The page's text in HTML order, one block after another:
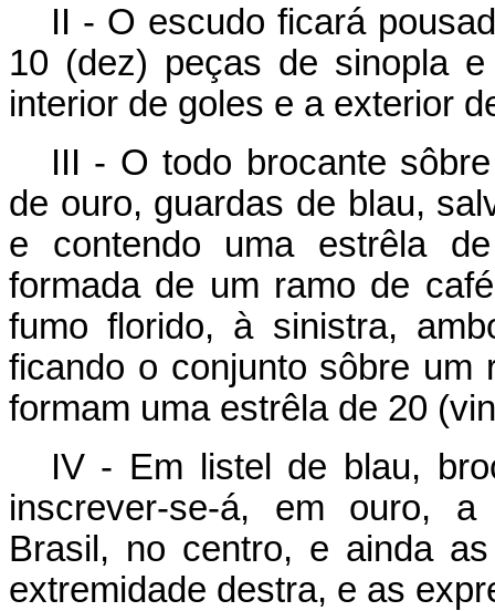
II - O escudo ficará
10 (dez) peças de sinopla
interior de goles e a exterior
III - O todo brocante
de ouro, guardas de blau,
e contendo uma estrêla
formada de um ramo de
fumo florido, à sinistra,
ficando o conjunto sôbre um
formam uma estrêla de 20
IV - Em listel de blau,
inscrever-se-á, em ouro,
Brasil, no centro, e ainda
extremidade destra, e as